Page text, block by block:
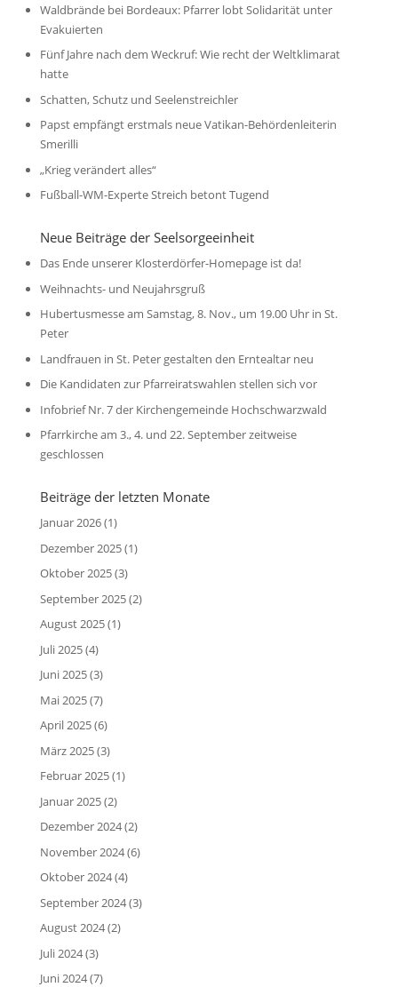
Waldbrände bei Bordeaux: Pfarrer lobt Solidarität unter
Evakuierten
Fünf Jahre nach dem Weckruf: Wie recht der Weltklimarat
hatte
Schatten, Schutz und Seelenstreichler
Papst empfängt erstmals neue Vatikan-Behördenleiterin
Smerilli
„Krieg verändert alles“
Fußball-WM-Experte Streich betont Tugend
Neue Beiträge der Seelsorgeeinheit
Das Ende unserer Klosterdörfer-Homepage ist da!
Weihnachts- und Neujahrsgruß
Hubertusmesse am Samstag, 8. Nov., um 19.00 Uhr in St.
Peter
Landfrauen in St. Peter gestalten den Erntealtar neu
Die Kandidaten zur Pfarreiratswahlen stellen sich vor
Infobrief Nr. 7 der Kirchengemeinde Hochschwarzwald
Pfarrkirche am 3., 4. und 22. September zeitweise
geschlossen
Beiträge der letzten Monate
Januar 2026(1)
Dezember 2025(1)
Oktober 2025(3)
September 2025(2)
August 2025(1)
Juli 2025(4)
Juni 2025(3)
Mai 2025(7)
April 2025(6)
März 2025(3)
Februar 2025(1)
Januar 2025(2)
Dezember 2024(2)
November 2024(6)
Oktober 2024(4)
September 2024(3)
August 2024(2)
Juli 2024(3)
Juni 2024(7)